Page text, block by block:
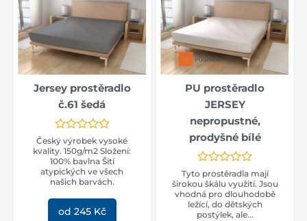
RESPIRA - Prodyšná
matrace s mořskou
trávou a speciální
pěnou AirCell 3D
od 18 390 Kč
od 11 954 Kč
Jersey prostěradlo
č.61 šedá
Český výrobek vysoké
kvality. 150g/m2 Složení:
100% bavlna Šití
atypických ve všech
našich barvách.
od 245 Kč
PU prostěradlo
JERSEY
nepropustné,
prodyšné bílé
Tyto prostěradla mají
širokou škálu využití. Jsou
vhodná pro dlouhodobě
ležící, do dětských
postýlek, ale...